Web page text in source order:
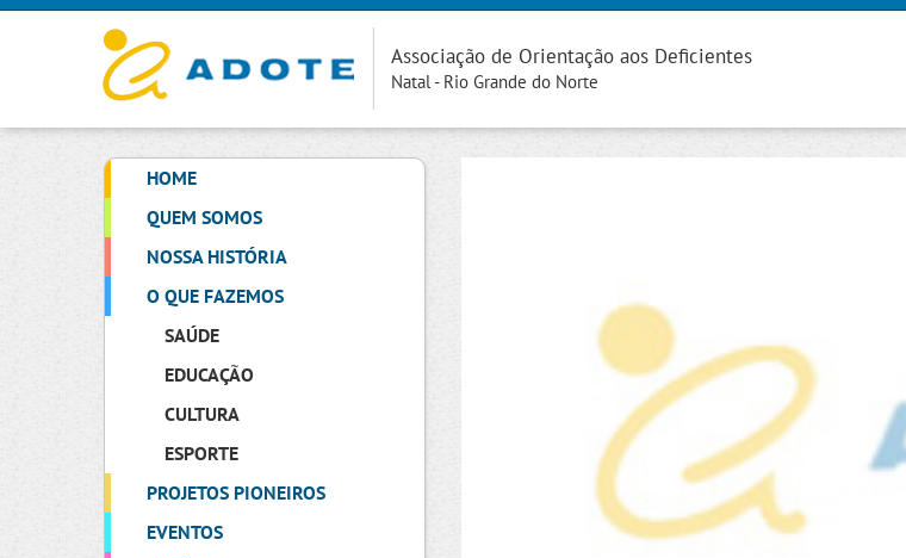
Associação de Orientação aos Deficientes
Natal - Rio Grande do Norte
HOME
QUEM SOMOS
NOSSA HISTÓRIA
O QUE FAZEMOS
SAÚDE
EDUCAÇÃO
CULTURA
ESPORTE
PROJETOS PIONEIROS
EVENTOS